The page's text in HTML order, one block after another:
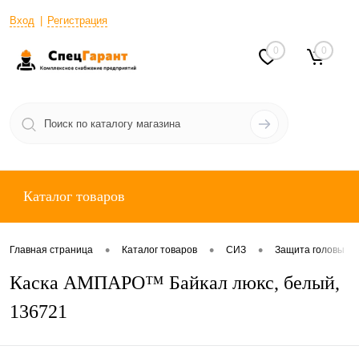
Вход Регистрация
0 0
Каталог товаров
Главная страница • Каталог товаров • СИЗ • Защита головы
Каска АМПАРО™ Байкал люкс, белый,
136721